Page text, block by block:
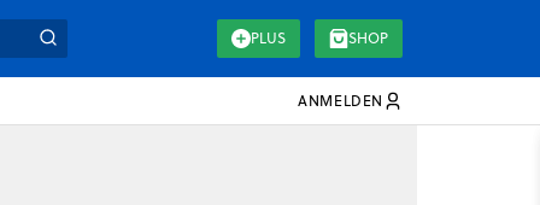
PLUS SHOP
ANMELDEN